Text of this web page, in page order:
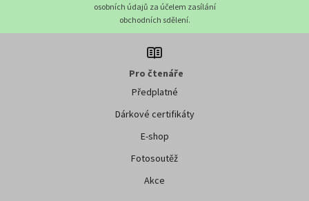
osobních údajů za účelem zasílání
obchodních sdělení.
Pro čtenáře
Předplatné
Dárkové certifikáty
E-shop
Fotosoutěž
Akce